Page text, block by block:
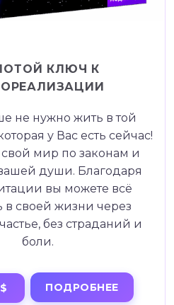
КЛЮЧ К
не нужно жить в той
у Вас есть сейчас!
свой мир по законам и
души. Благодаря
вы можете всё
в своей жизни через
без страданий и
боли.
ПОДРОБНЕЕ